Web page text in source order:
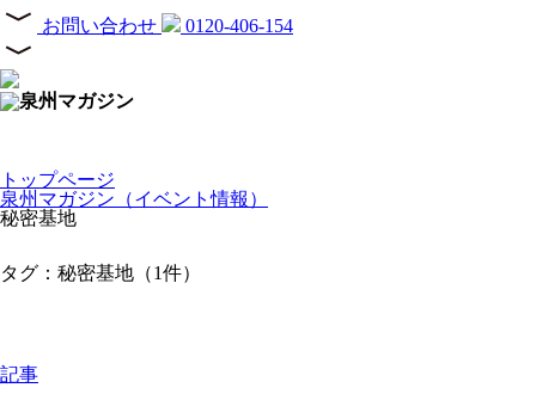
お問い合わせ 0120-406-154
トップページ
泉州マガジン（イベント情報）
秘密基地
タグ：秘密基地（1件）
記事